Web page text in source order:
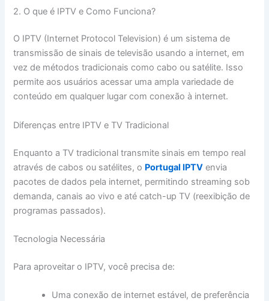
2. O que é IPTV e Como Funciona?
O IPTV (Internet Protocol Television) é um sistema de
transmissão de sinais de televisão usando a internet, em
vez de métodos tradicionais como cabo ou satélite. Isso
permite aos usuários acessar uma ampla variedade de
conteúdo em qualquer lugar com conexão à internet.
Diferenças entre IPTV e TV Tradicional
Enquanto a TV tradicional transmite sinais em tempo real
através de cabos ou satélites, o Portugal IPTV envia
pacotes de dados pela internet, permitindo streaming sob
demanda, canais ao vivo e até catch-up TV (reexibição de
programas passados).
Tecnologia Necessária
Para aproveitar o IPTV, você precisa de:
Uma conexão de internet estável, de preferência